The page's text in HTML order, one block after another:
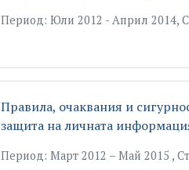
Период: Юли 2012 - Април 2014,
Правила, очаквания и
защита на личната
Период: Март 2012 – Май 2015 ,